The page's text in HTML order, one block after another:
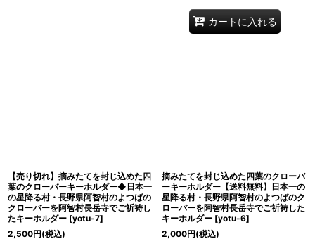
カートに入れる
【売り切れ】摘みたてを封じ込めた四
葉のクローバーキーホルダー◆日本一
の星降る村・長野県阿智村のよつばの
クローバーを阿智村長岳寺でご祈祷し
たキーホルダー [yotu-7]
2,500円(税込)
摘みたてを封じ込めた四葉のクローバ
ーキーホルダー【送料無料】日本一の
星降る村・長野県阿智村のよつばのク
ローバーを阿智村長岳寺でご祈祷した
キーホルダー [yotu-6]
2,000円(税込)